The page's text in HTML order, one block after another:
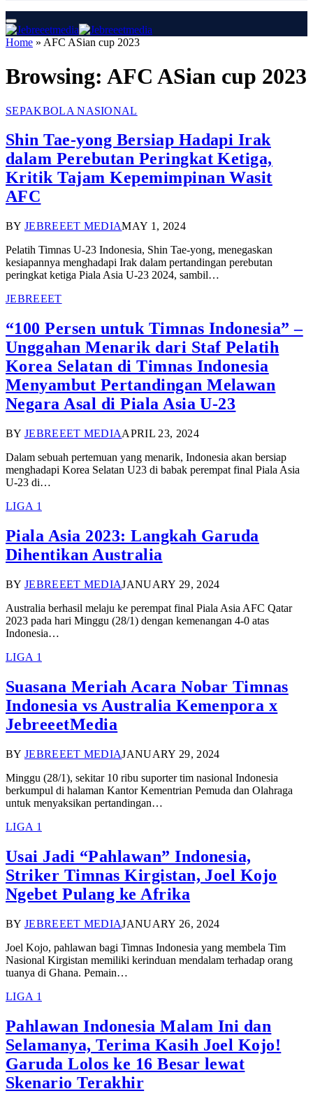
Home » AFC ASian cup 2023
Browsing: AFC ASian cup 2023
SEPAKBOLA NASIONAL
Shin Tae-yong Bersiap Hadapi Irak
dalam Perebutan Peringkat Ketiga,
Kritik Tajam Kepemimpinan Wasit
AFC
BY JEBREEET MEDIAMAY 1, 2024
Pelatih Timnas U-23 Indonesia, Shin Tae-yong, menegaskan
kesiapannya menghadapi Irak dalam pertandingan perebutan
peringkat ketiga Piala Asia U-23 2024, sambil…
JEBREEET
“100 Persen untuk Timnas Indonesia” –
Unggahan Menarik dari Staf Pelatih
Korea Selatan di Timnas Indonesia
Menyambut Pertandingan Melawan
Negara Asal di Piala Asia U-23
BY JEBREEET MEDIAAPRIL 23, 2024
Dalam sebuah pertemuan yang menarik, Indonesia akan bersiap
menghadapi Korea Selatan U23 di babak perempat final Piala Asia
U-23 di…
LIGA 1
Piala Asia 2023: Langkah Garuda
Dihentikan Australia
BY JEBREEET MEDIAJANUARY 29, 2024
Australia berhasil melaju ke perempat final Piala Asia AFC Qatar
2023 pada hari Minggu (28/1) dengan kemenangan 4-0 atas
Indonesia…
LIGA 1
Suasana Meriah Acara Nobar Timnas
Indonesia vs Australia Kemenpora x
JebreeetMedia
BY JEBREEET MEDIAJANUARY 29, 2024
Minggu (28/1), sekitar 10 ribu suporter tim nasional Indonesia
berkumpul di halaman Kantor Kementrian Pemuda dan Olahraga
untuk menyaksikan pertandingan…
LIGA 1
Usai Jadi “Pahlawan” Indonesia,
Striker Timnas Kirgistan, Joel Kojo
Ngebet Pulang ke Afrika
BY JEBREEET MEDIAJANUARY 26, 2024
Joel Kojo, pahlawan bagi Timnas Indonesia yang membela Tim
Nasional Kirgistan memiliki kerinduan mendalam terhadap orang
tuanya di Ghana. Pemain…
LIGA 1
Pahlawan Indonesia Malam Ini dan
Selamanya, Terima Kasih Joel Kojo!
Garuda Lolos ke 16 Besar lewat
Skenario Terakhir